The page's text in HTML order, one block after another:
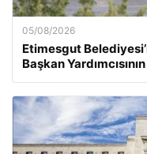
05/08/2026
Etimesgut
Başkan